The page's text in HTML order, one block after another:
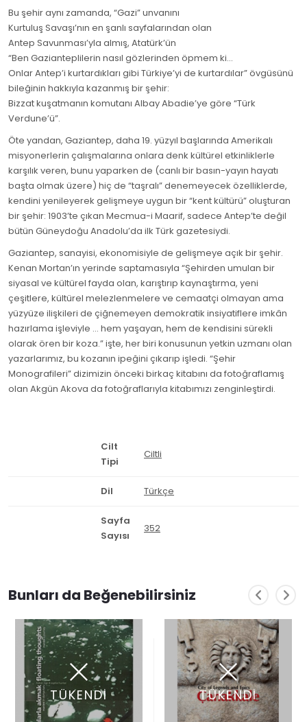
Bu şehir aynı zamanda, “Gazi” unvanını
Kurtuluş Savaşı’nın en şanlı sayfalarından olan
Antep Savunması’yla almış, Atatürk’ün
“Ben Gazianteplilerin nasıl gözlerinden öpmem ki...
Onlar Antep’i kurtardıkları gibi Türkiye’yi de kurtardılar” övgüsünü
bileğinin hakkıyla kazanmış bir şehir:
Bizzat kuşatmanın komutanı Albay Abadie’ye göre “Türk
Verdune’ü”.
Öte yandan, Gaziantep, daha 19. yüzyıl başlarında Amerikalı
misyonerlerin çalışmalarına onlara denk kültürel etkinliklerle
karşılık veren, bunu yaparken de (canlı bir basın-yayın hayatı
başta olmak üzere) hiç de “taşralı” denemeyecek özelliklerde,
kendini yenileyerek gelişmeye uygun bir “kent kültürü” oluşturan
bir şehir: 1903’te çıkan Mecmua-i Maarif, sadece Antep’te değil
bütün Güneydoğu Anadolu’da ilk Türk gazetesiydi.
Gaziantep, sanayisi, ekonomisiyle de gelişmeye açık bir şehir.
Kenan Mortan’ın yerinde saptamasıyla “Şehirden umulan bir
siyasal ve kültürel fayda olan, karıştırıp kaynaştırma, yeni
çeşitlere, kültürel melezlenmelere ve cemaatçi olmayan ama
yüzyüze ilişkileri de çiğnemeyen demokratik insiyatiflere imkân
hazırlama işleviyle ... hem yaşayan, hem de kendisini sürekli
olarak ören bir koza.” işte, her biri konusunun yetkin uzmanı olan
yazarlarımız, bu kozanın ipeğini çıkarıp işledi. “Şehir
Monografileri” dizimizin önceki birkaç kitabını da fotoğraflamış
olan Akgün Akova da fotoğraflarıyla kitabımızı zenginleştirdi.
Cilt
Tipi
Ciltli
Dil Türkçe
Sayfa
Sayısı
352
Bunları da Beğenebilirsiniz
TÜKENDİ TÜKENDİ